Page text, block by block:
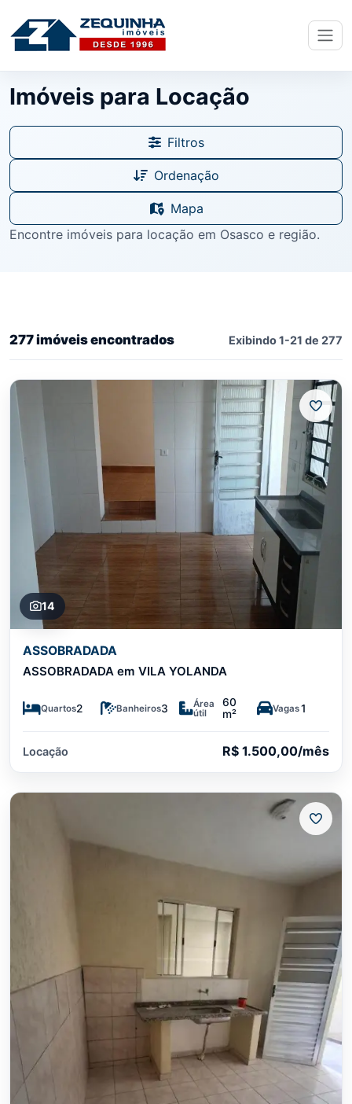
Imóveis para Locação
Filtros
Ordenação
Mapa
Encontre imóveis para locação em Osasco e região.
277 imóveis encontrados Exibindo 1-21 de 277
14
ASSOBRADADA
ASSOBRADADA em VILA YOLANDA
Quartos2 Banheiros3
Área
útil
60
m²
Vagas1
Locação R$ 1.500,00/mês